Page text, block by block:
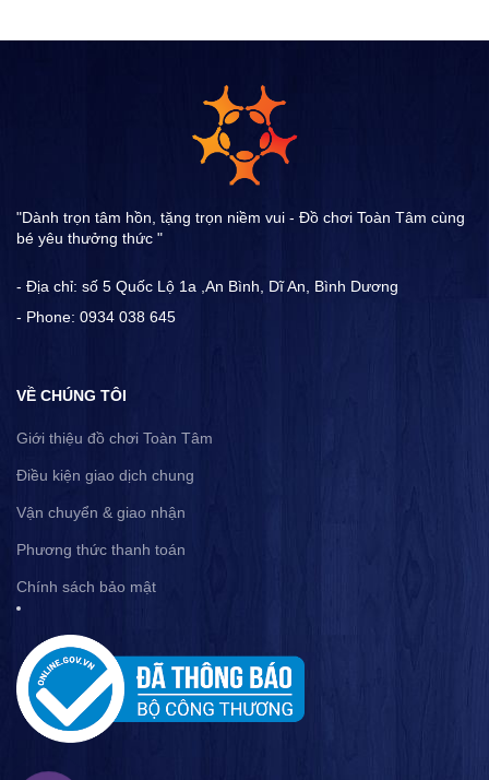
"Dành trọn tâm hồn, tặng trọn niềm vui - Đồ chơi Toàn Tâm cùng
bé yêu thưởng thức "
- Địa chỉ: số 5 Quốc Lộ 1a ,An Bình, Dĩ An, Bình Dương
- Phone: 0934 038 645
VỀ CHÚNG TÔI
Giới thiệu đồ chơi Toàn Tâm
Điều kiện giao dịch chung
Vận chuyển & giao nhận
Phương thức thanh toán
Chính sách bảo mật